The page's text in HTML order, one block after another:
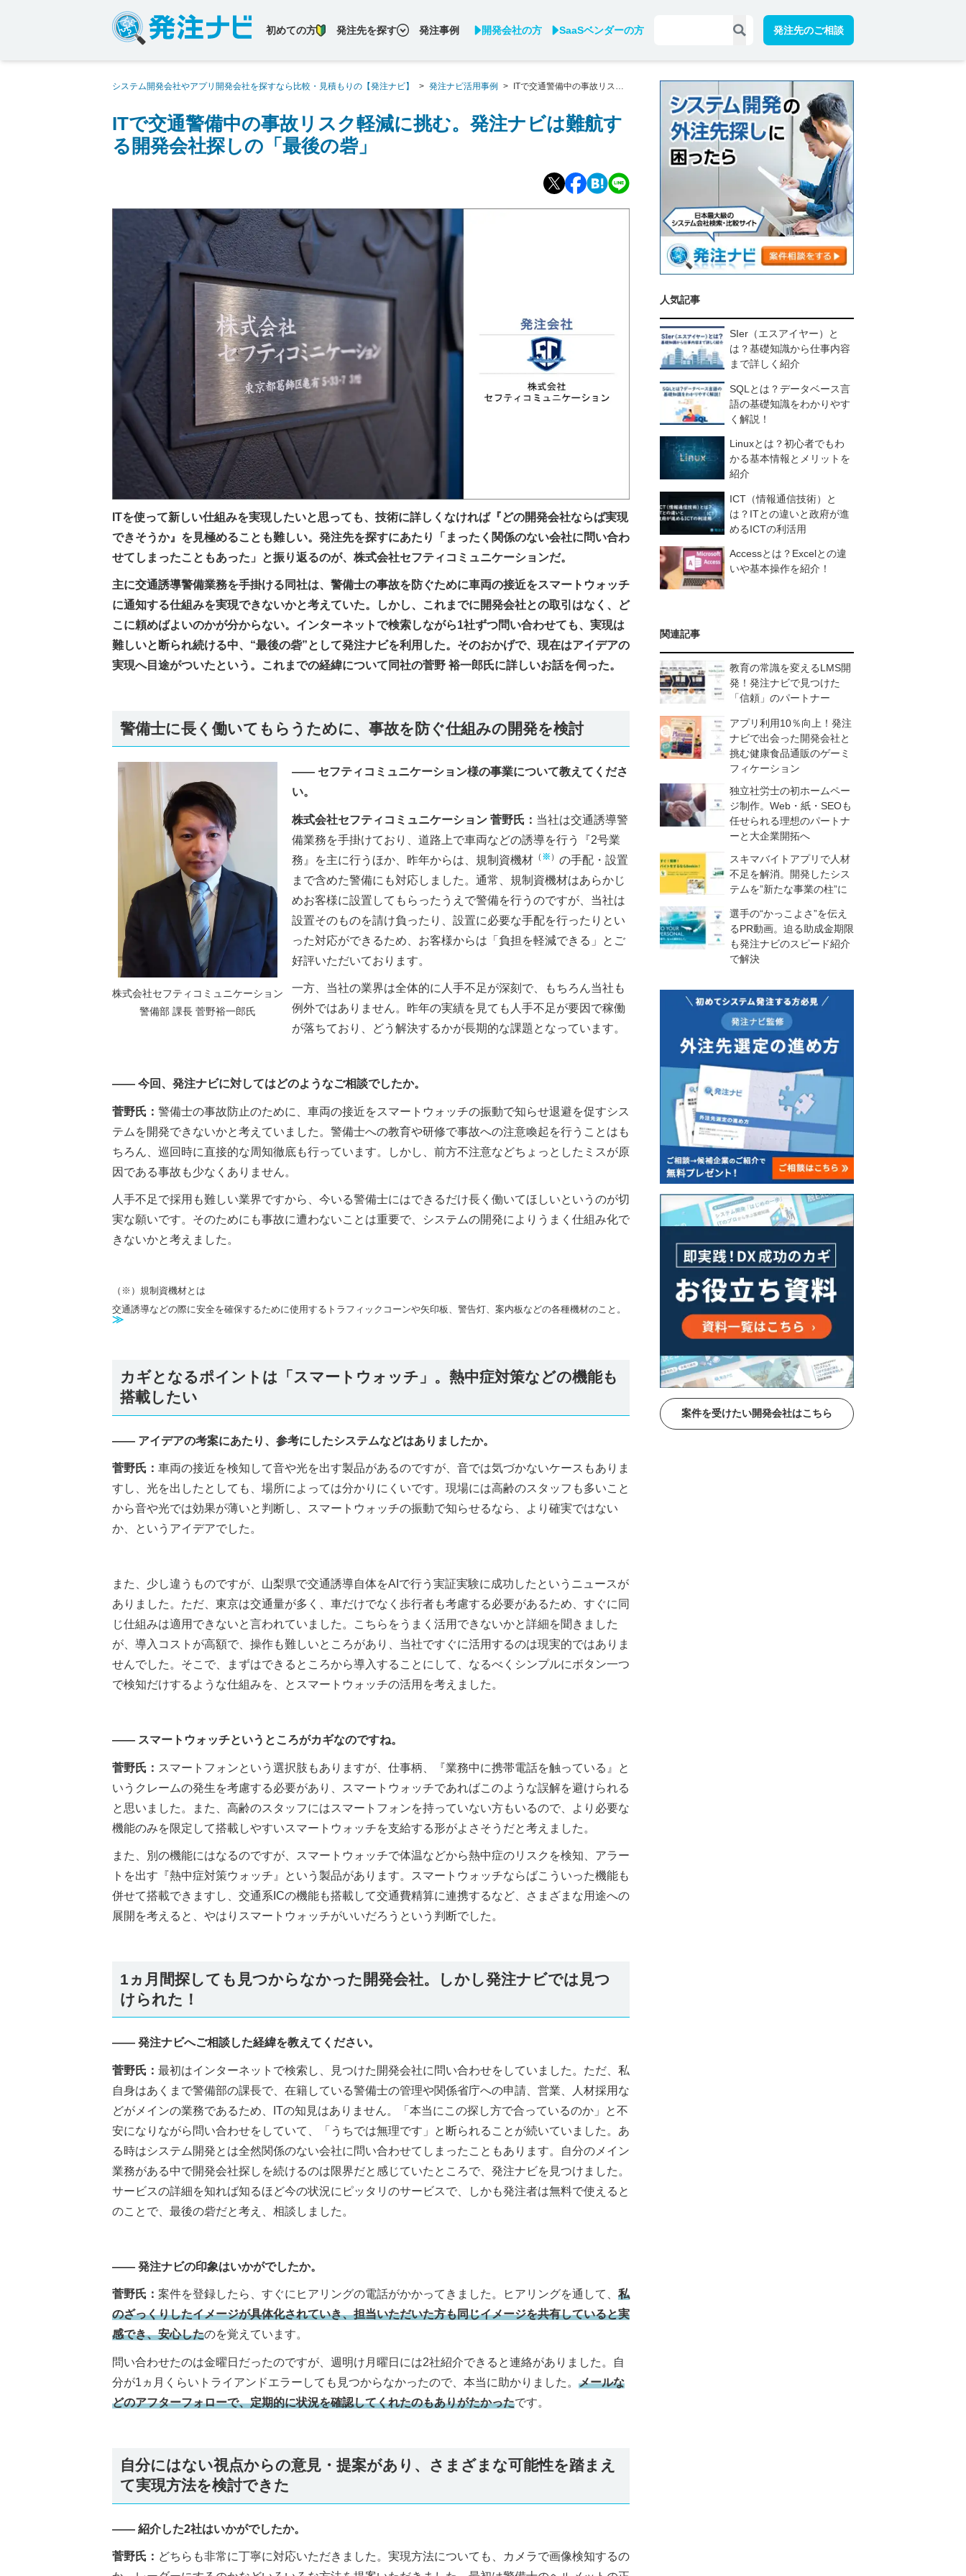
初めての方 発注先を探す 発注事例 開発会社の方 SaaSベンダーの方 発注先のご相談
システム開発会社やアプリ開発会社を探すなら比較・見積もりの【発注ナビ】 > 発注ナビ活用事例 >
ITで交通警備中の事故リスク
ITで交通警備中の事故リスク軽減に挑む。発注ナビは難航す
る開発会社探しの「最後の砦」
ITを使って新しい仕組みを実現したいと思っても、技術に詳しくなければ『どの開発会社ならば実現
できそうか』を見極めることも難しい。発注先を探すにあたり「まったく関係のない会社に問い合わ
せてしまったこともあった」と振り返るのが、株式会社セフティコミュニケーションだ。
主に交通誘導警備業務を手掛ける同社は、警備士の事故を防ぐために車両の接近をスマートウォッチ
に通知する仕組みを実現できないかと考えていた。しかし、これまでに開発会社との取引はなく、ど
こに頼めばよいのかが分からない。インターネットで検索しながら1社ずつ問い合わせても、実現は
難しいと断られ続ける中、“最後の砦”として発注ナビを利用した。そのおかげで、現在はアイデアの
実現へ目途がついたという。これまでの経緯について同社の菅野 裕一郎氏に詳しいお話を伺った。
警備士に長く働いてもらうために、事故を防ぐ仕組みの開発を検討
株式会社セフティコミュニケーション
警備部 課長 菅野裕一郎氏
―― セフティコミュニケーション様の事業について教えてくださ
い。
株式会社セフティコミュニケーション 菅野氏： 当社は交通誘導警
備業務を手掛けており、道路上で車両などの誘導を行う『2号業
務』を主に行うほか、昨年からは、規制資機材 （ ※ ） の手配・設置
まで含めた警備にも対応しました。通常、規制資機材はあらかじ
めお客様に設置してもらったうえで警備を行うのですが、当社は
設置そのものを請け負ったり、設置に必要な手配を行ったりとい
った対応ができるため、お客様からは「負担を軽減できる」とご
好評いただいております。
一方、当社の業界は全体的に人手不足が深刻で、もちろん当社も
例外ではありません。昨年の実績を見ても人手不足が要因で稼働
が落ちており、どう解決するかが長期的な課題となっています。
―― 今回、発注ナビに対してはどのようなご相談でしたか。
菅野氏： 警備士の事故防止のために、車両の接近をスマートウォッチの振動で知らせ退避を促すシス
テムを開発できないかと考えていました。警備士への教育や研修で事故への注意喚起を行うことはも
ちろん、巡回時に直接的な周知徹底も行っています。しかし、前方不注意などちょっとしたミスが原
因である事故も少なくありません。
人手不足で採用も難しい業界ですから、今いる警備士にはできるだけ長く働いてほしいというのが切
実な願いです。そのためにも事故に遭わないことは重要で、システムの開発によりうまく仕組み化で
きないかと考えました。
（※）規制資機材とは
交通誘導などの際に安全を確保するために使用するトラフィックコーンや矢印板、警告灯、案内板などの各種機材のこと。
≫
カギとなるポイントは「スマートウォッチ」。熱中症対策などの機能も
搭載したい
―― アイデアの考案にあたり、参考にしたシステムなどはありましたか。
菅野氏： 車両の接近を検知して音や光を出す製品があるのですが、音では気づかないケースもありま
すし、光を出したとしても、場所によっては分かりにくいです。現場には高齢のスタッフも多いこと
から音や光では効果が薄いと判断し、スマートウォッチの振動で知らせるなら、より確実ではない
か、というアイデアでした。
また、少し違うものですが、山梨県で交通誘導自体をAIで行う実証実験に成功したというニュースが
ありました。ただ、東京は交通量が多く、車だけでなく歩行者も考慮する必要があるため、すぐに同
じ仕組みは適用できないと言われていました。こちらをうまく活用できないかと詳細を聞きました
が、導入コストが高額で、操作も難しいところがあり、当社ですぐに活用するのは現実的ではありま
せんでした。そこで、まずはできるところから導入することにして、なるべくシンプルにボタン一つ
で検知だけするような仕組みを、とスマートウォッチの活用を考えました。
―― スマートウォッチというところがカギなのですね。
菅野氏： スマートフォンという選択肢もありますが、仕事柄、『業務中に携帯電話を触っている』と
いうクレームの発生を考慮する必要があり、スマートウォッチであればこのような誤解を避けられる
と思いました。また、高齢のスタッフにはスマートフォンを持っていない方もいるので、より必要な
機能のみを限定して搭載しやすいスマートウォッチを支給する形がよさそうだと考えました。
また、別の機能にはなるのですが、スマートウォッチで体温などから熱中症のリスクを検知、アラー
トを出す『熱中症対策ウォッチ』という製品があります。スマートウォッチならばこういった機能も
併せて搭載できますし、交通系ICの機能も搭載して交通費精算に連携するなど、さまざまな用途への
展開を考えると、やはりスマートウォッチがいいだろうという判断でした。
1ヵ月間探しても見つからなかった開発会社。しかし発注ナビでは見つ
けられた！
―― 発注ナビへご相談した経緯を教えてください。
菅野氏： 最初はインターネットで検索し、見つけた開発会社に問い合わせをしていました。ただ、私
自身はあくまで警備部の課長で、在籍している警備士の管理や関係省庁への申請、営業、人材採用な
どがメインの業務であるため、ITの知見はありません。「本当にこの探し方で合っているのか」と不
安になりながら問い合わせをしていて、「うちでは無理です」と断られることが続いていました。あ
る時はシステム開発とは全然関係のない会社に問い合わせてしまったこともあります。自分のメイン
業務がある中で開発会社探しを続けるのは限界だと感じていたところで、発注ナビを見つけました。
サービスの詳細を知れば知るほど今の状況にピッタリのサービスで、しかも発注者は無料で使えると
のことで、最後の砦だと考え、相談しました。
―― 発注ナビの印象はいかがでしたか。
菅野氏： 案件を登録したら、すぐにヒアリングの電話がかかってきました。ヒアリングを通して、 私
のざっくりしたイメージが具体化されていき、担当いただいた方も同じイメージを共有していると実
感でき、安心したのを覚えています。
問い合わせたのは金曜日だったのですが、週明け月曜日には2社紹介できると連絡がありました。自
分が1ヵ月くらいトライアンドエラーしても見つからなかったので、本当に助かりました。 メールな
どのアフターフォローで、定期的に状況を確認してくれたのもありがたかったです。
自分にはない視点からの意見・提案があり、さまざまな可能性を踏まえ
て実現方法を検討できた
―― 紹介した2社はいかがでしたか。
菅野氏： どちらも非常に丁寧に対応いただきました。実現方法についても、カメラで画像検知するの
人気記事
SIer（エスアイヤー）と
は？基礎知識から仕事内容
まで詳しく紹介
SQLとは？データベース言
語の基礎知識をわかりやす
く解説！
Linuxとは？初心者でもわ
かる基本情報とメリットを
紹介
ICT（情報通信技術）と
は？ITとの違いと政府が進
めるICTの利活用
Accessとは？Excelとの違
いや基本操作を紹介！
関連記事
教育の常識を変えるLMS開
発！発注ナビで見つけた
「信頼」のパートナー
アプリ利用10％向上！発注
ナビで出会った開発会社と
挑む健康食品通販のゲーミ
フィケーション
独立社労士の初ホームペー
ジ制作。Web・紙・SEOも
任せられる理想のパートナ
ーと大企業開拓へ
スキマバイトアプリで人材
不足を解消。開発したシス
テムを”新たな事業の柱”に
選手の“かっこよさ”を伝え
るPR動画。迫る助成金期限
も発注ナビのスピード紹介
で解決
案件を受けたい開発会社はこちら